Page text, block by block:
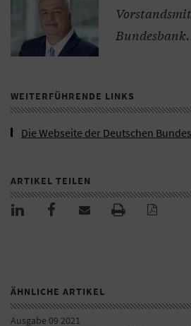
WEITERFÜHRENDE LINKS
Die Webseite der Deutschen
ARTIKEL TEILEN
ÄHNLICHE ARTIKEL
Ausgabe 09 2021